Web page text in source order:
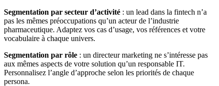
Segmentation par secteur d’activité : un lead dans la fintech n’a
pas les mêmes préoccupations qu’un acteur de l’industrie
pharmaceutique. Adaptez vos cas d’usage, vos références et votre
vocabulaire à chaque univers.
Segmentation par rôle : un directeur marketing ne s’intéresse pas
aux mêmes aspects de votre solution qu’un responsable IT.
Personnalisez l’angle d’approche selon les priorités de chaque
persona.